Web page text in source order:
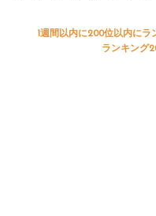
1週間以内に200位以内にラ
ランキング